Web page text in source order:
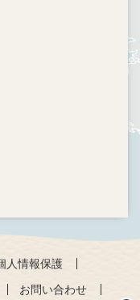
人情報保護
お問い合わせ